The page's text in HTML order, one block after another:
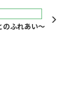
ふれあい～